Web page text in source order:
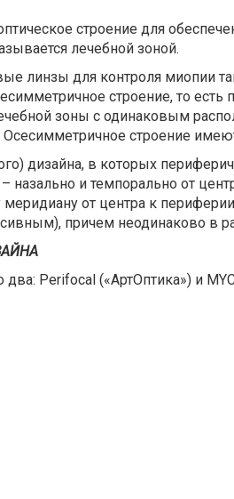
строение для
лечебной зоной.
линзы для контроля миопии
строение, то
зоны с одинаковым
строение
дизайна, в которых
и темпорально от
от центра к
причем неодинаково в
Perifocal («АртОптика») и